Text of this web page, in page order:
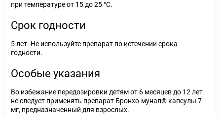
при температуре от 15 до 25 °С.
Срок годности
5 лет. Не используйте препарат по истечении срока
годности.
Особые указания
Во избежание передозировки детям от 6 месяцев до 12 лет
не следует применять препарат Бронхо-мунал® капсулы 7
мг, предназначенный для взрослых.